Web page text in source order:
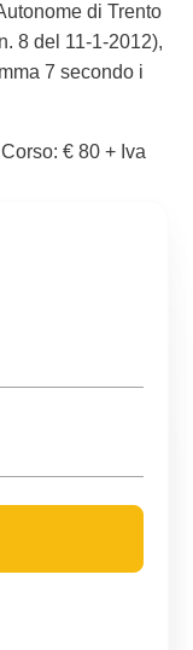
di Trento
8 del 11-1-2012),
7 secondo i
€ 80 + Iva